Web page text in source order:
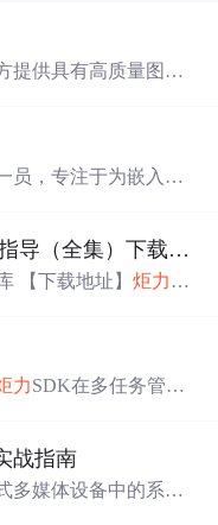
提供具有高质量图
案。支持即插即
。可以作为家庭娱
音频输入输出。
员，专注于为嵌入式
力芯片的应用也得到了
动中的寄存器配置通
以及各种标志位和
写 | 备注 |
（全集）下载仓库
SDK编程指导（全集）下载仓库 【下载地址】炬力 S
个资源文件 项目
力SDK在多任务管
提供避坑指南，助
。
战指南
多媒体设备中的系统